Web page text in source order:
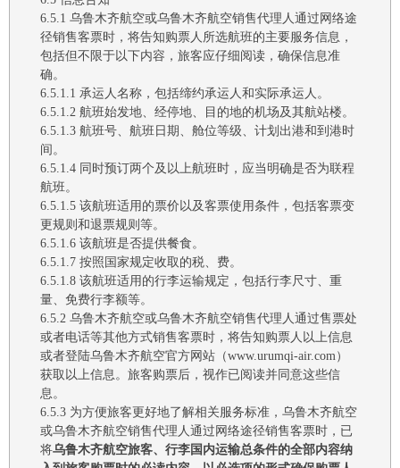
6.5.1 乌鲁木齐航空或乌鲁木齐航空销售代理人通过网络途
径销售客票时， 将告知购票人所选航班的主要服务信息，
包括但不限于以下内容，旅客应仔细阅读，确保信息准
确。
6.5.1.1 承运人名称，包括缔约承运人和实际承运人 。
6.5.1.2 航班始发地、经停地、目的地的机场及其航站楼。
6.5.1.3 航班号、航班日期、舱位等级、计划出港和到港时
间 。
6.5.1.4 同时预订两个及以上航班时，应当明确是否为联程
航班。
6.5.1.5 该航班适用的票价以及客票使用条件，包括客票变
更规则和退票规则等。
6.5.1.6 该航班是否提供餐食。
6.5.1.7 按照国家规定收取的税、费。
6.5.1.8 该航班适用的行李运输规定，包括行李尺寸、重
量、免费行李额等。
6.5.2 乌鲁木齐航空或乌鲁木齐航空销售代理人通过售票处
或者电话等其他方式销售客票时， 将告知购票人以上信息
或者登陆乌鲁木齐航空官方网站（www.urumqi-air.com）
获取以上信息。旅客购票后，视作已阅读并同意这些信
息。
6.5.3 为方便旅客更好地了解相关服务标准， 乌鲁木齐航空
或乌鲁木齐航空销售代理人通过网络途径销售客票时，已
将乌鲁木齐航空旅客、行李国内运输总条件的全部内容纳